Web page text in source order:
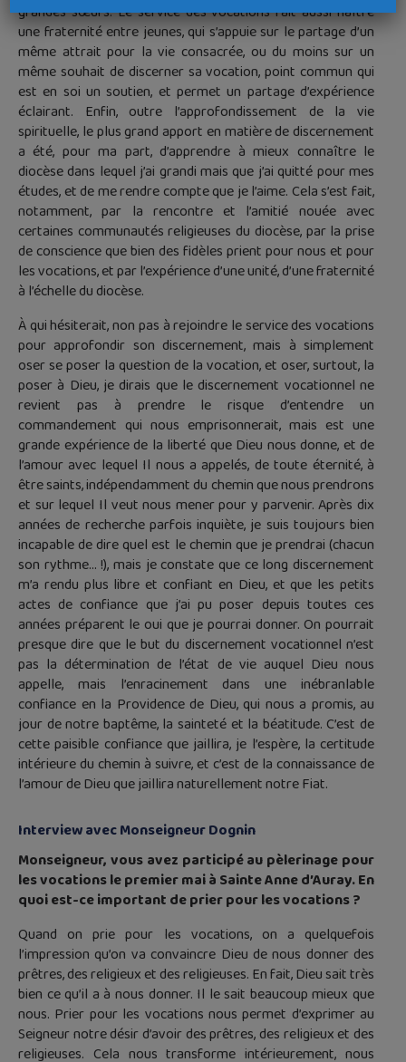
grandes sœurs. Le service des vocations fait aussi naître
une fraternité entre jeunes, qui s’appuie sur le partage d’un
même attrait pour la vie consacrée, ou du moins sur un
même souhait de discerner sa vocation, point commun qui
est en soi un soutien, et permet un partage d’expérience
éclairant. Enfin, outre l’approfondissement de la vie
spirituelle, le plus grand apport en matière de discernement
a été, pour ma part, d’apprendre à mieux connaître le
diocèse dans lequel j’ai grandi mais que j’ai quitté pour mes
études, et de me rendre compte que je l’aime. Cela s’est fait,
notamment, par la rencontre et l’amitié nouée avec
certaines communautés religieuses du diocèse, par la prise
de conscience que bien des fidèles prient pour nous et pour
les vocations, et par l’expérience d’une unité, d’une fraternité
à l’échelle du diocèse.
À qui hésiterait, non pas à rejoindre le service des vocations
pour approfondir son discernement, mais à simplement
oser se poser la question de la vocation, et oser, surtout, la
poser à Dieu, je dirais que le discernement vocationnel ne
revient pas à prendre le risque d’entendre un
commandement qui nous emprisonnerait, mais est une
grande expérience de la liberté que Dieu nous donne, et de
l’amour avec lequel Il nous a appelés, de toute éternité, à
être saints, indépendamment du chemin que nous prendrons
et sur lequel Il veut nous mener pour y parvenir. Après dix
années de recherche parfois inquiète, je suis toujours bien
incapable de dire quel est le chemin que je prendrai (chacun
son rythme… !), mais je constate que ce long discernement
m’a rendu plus libre et confiant en Dieu, et que les petits
actes de confiance que j’ai pu poser depuis toutes ces
années préparent le oui que je pourrai donner. On pourrait
presque dire que le but du discernement vocationnel n’est
pas la détermination de l’état de vie auquel Dieu nous
appelle, mais l’enracinement dans une inébranlable
confiance en la Providence de Dieu, qui nous a promis, au
jour de notre baptême, la sainteté et la béatitude. C’est de
cette paisible confiance que jaillira, je l’espère, la certitude
intérieure du chemin à suivre, et c’est de la connaissance de
l’amour de Dieu que jaillira naturellement notre Fiat.
Interview avec Monseigneur Dognin
Monseigneur, vous avez participé au pèlerinage pour
les vocations le premier mai à Sainte Anne d’Auray. En
quoi est-ce important de prier pour les vocations ?
Quand on prie pour les vocations, on a quelquefois
l’impression qu’on va convaincre Dieu de nous donner des
prêtres, des religieux et des religieuses. En fait, Dieu sait très
bien ce qu’il a à nous donner. Il le sait beaucoup mieux que
nous. Prier pour les vocations nous permet d’exprimer au
Seigneur notre désir d’avoir des prêtres, des religieux et des
religieuses. Cela nous transforme intérieurement, nous